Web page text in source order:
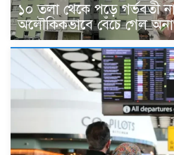
১০ তলা থেকে পড়ে গর্ভবতী
অলৌকিকভাবে বেঁচে গেল